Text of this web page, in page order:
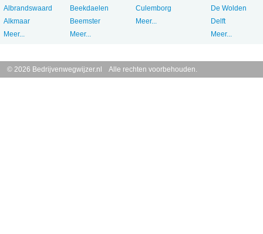
Albrandswaard
Alkmaar
Meer...
Beekdaelen
Beemster
Meer...
Culemborg
Meer...
De Wolden
Delft
Meer...
© 2026 Bedrijvenwegwijzer.nl Alle rechten voorbehouden.